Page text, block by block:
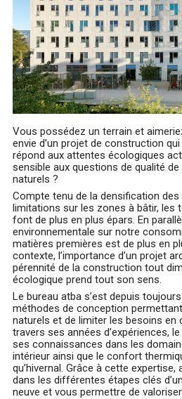
Vous possédez un terrain et
envie d’un projet de construction
répond aux attentes écologiques
sensible aux questions de qualité de
naturels ?
Compte tenu de la densification
limitations sur les zones à bâtir, les
font de plus en plus épars. En
environnementale sur notre
matières premières est de plus en
contexte, l’importance d’un projet
pérennité de la construction tout
écologique prend tout son sens.
Le bureau atba s’est depuis
méthodes de conception
naturels et de limiter les besoins en
travers ses années d’expériences,
ses connaissances dans les
intérieur ainsi que le confort
qu’hivernal. Grâce à cette
dans les différentes étapes clés
neuve et vous permettre de